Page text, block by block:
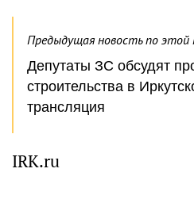
Предыдущая новость по
Депутаты ЗС обсудят
строительства в
трансляция
IRK.ru